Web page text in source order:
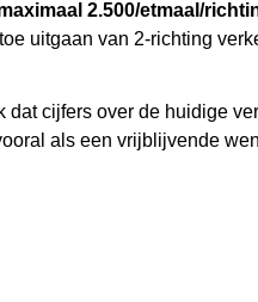
2.500/etmaal/
uitgaan van 2-richting
cijfers over de huidige
als een vrijblijvende